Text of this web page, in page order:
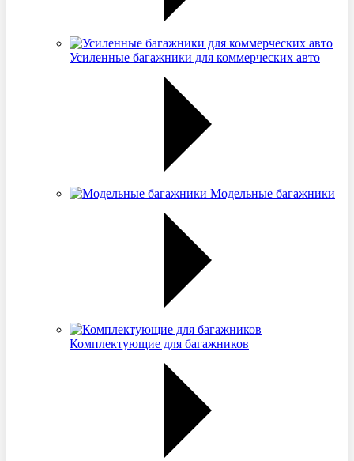
Усиленные багажники для коммерческих авто
Модельные багажники
Комплектующие для багажников